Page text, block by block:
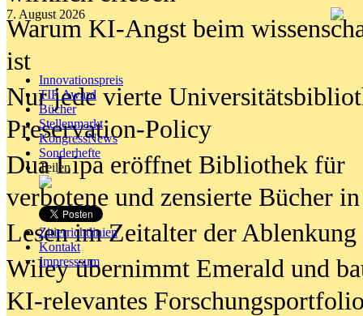
7. August 2026
Innovationspreis
TIP Award
Bücher
Stellenmarkt
KongressNews
Sonderhefte
Teilen
Zitierrichtlinien
Kontakt
Impresssum
Warum KI-Angst beim
ist
Nur jede vierte
Preservation-Policy
Dua Lipa eröffnet Bibliothek für
verbotene und zensierte Bücher
Lesen im Zeitalter der Ablenkung
Wiley übernimmt Emerald und
KI-relevantes